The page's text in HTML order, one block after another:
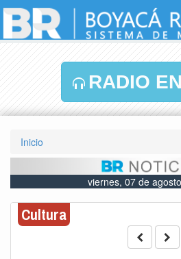
RADIO
Inicio
viernes, 07 de
Cultura